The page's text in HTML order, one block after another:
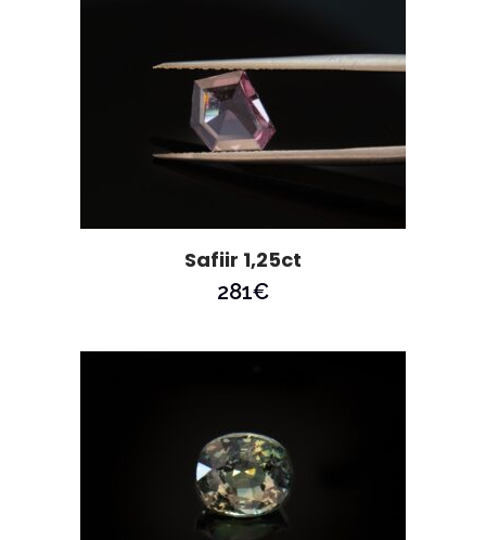
Safiir 1,25ct
281€